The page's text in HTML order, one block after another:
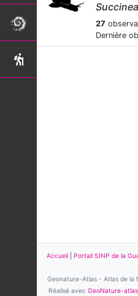
Succinea
27
Dernière
Accueil Portail SINP de la
Geonature-Atlas - Atlas de la
Réalisé avec GeoNature-atlas